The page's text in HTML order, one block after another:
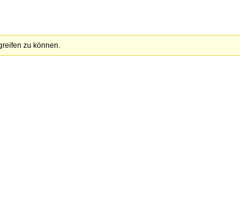
zu können.